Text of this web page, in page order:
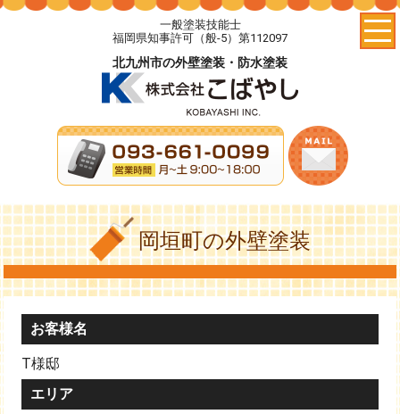
一般塗装技能士
福岡県知事許可（般-5）第112097
北九州市の外壁塗装・防水塗装
岡垣町の外壁塗装
お客様名
T様邸
エリア